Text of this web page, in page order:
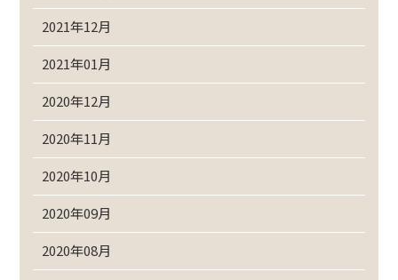
2021年12月
2021年01月
2020年12月
2020年11月
2020年10月
2020年09月
2020年08月